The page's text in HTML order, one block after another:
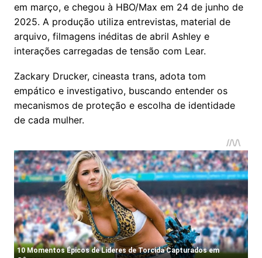
em março, e chegou à HBO/Max em 24 de junho de
2025. A produção utiliza entrevistas, material de
arquivo, filmagens inéditas de abril Ashley e
interações carregadas de tensão com Lear.
Zackary Drucker, cineasta trans, adota tom
empático e investigativo, buscando entender os
mecanismos de proteção e escolha de identidade
de cada mulher.